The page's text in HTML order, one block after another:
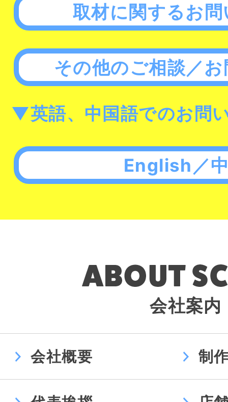
取材に関するお
その他のご相談／
▼英語、中国語でのお問
English／
会社案内
会社概要 制